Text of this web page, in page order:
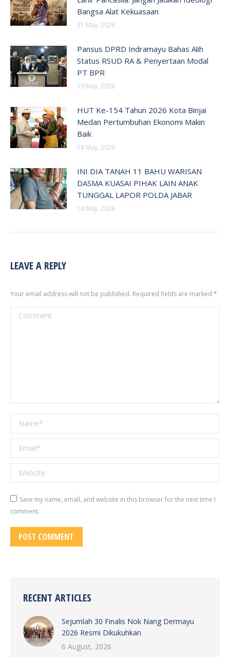
Bangsa Alat Kekuasaan
31 May, 2026
Pansus DPRD Indramayu Bahas Alih
Status RSUD RA & Penyertaan Modal
PT BPR
19 May, 2026
HUT Ke-154 Tahun 2026 Kota Binjai
Medan Pertumbuhan Ekonomi Makin
Baik
18 May, 2026
INI DIA TANAH 11 BAHU WARISAN
DASMA KUASAI PIHAK LAIN ANAK
TUNGGAL LAPOR POLDA JABAR
14 May, 2026
LEAVE A REPLY
Your email address will not be published. Required fields are marked *
Comment
Name *
Email *
Website
Save my name, email, and website in this browser for the next time I
comment.
POST COMMENT
RECENT ARTICLES
Sejumlah 30 Finalis Nok Nang Dermayu
2026 Resmi Dikukuhkan
6 August, 2026